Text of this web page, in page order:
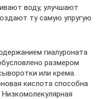
воду, улучшают
ту самую упругую
гиалуроната
размером
или крема.
кислота способна